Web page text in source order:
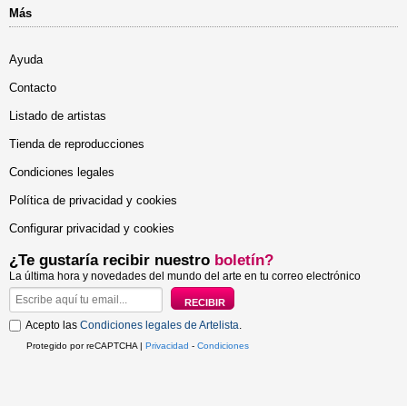
Más
Ayuda
Contacto
Listado de artistas
Tienda de reproducciones
Condiciones legales
Política de privacidad y cookies
Configurar privacidad y cookies
¿Te gustaría recibir nuestro boletín?
La última hora y novedades del mundo del arte en tu correo electrónico
Acepto las Condiciones legales de Artelista.
Protegido por reCAPTCHA | Privacidad - Condiciones